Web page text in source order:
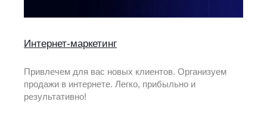
Интернет-маркетинг
Привлечем для вас новых клиентов. Организуем
продажи в интернете. Легко, прибыльно и
результативно!